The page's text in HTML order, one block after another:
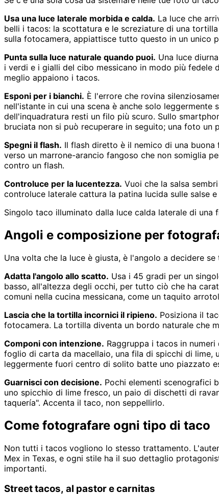
Usa una luce laterale morbida e calda. La luce che
belli i tacos: la scottatura e le screziature di una
sulla fotocamera, appiattisce tutto questo in un unico
Punta sulla luce naturale quando puoi. Una luce
i verdi e i gialli del cibo messicano in modo più fedele
meglio appaiono i tacos.
Esponi per i bianchi. È l'errore che rovina
nell'istante in cui una scena è anche solo
dell'inquadratura resti un filo più scuro. Sullo
bruciata non si può recuperare in seguito; una foto un
Spegni il flash. Il flash diretto è il nemico di una
verso un marrone-arancio fangoso che non somiglia
contro un flash.
Controluce per la lucentezza. Vuoi che la salsa
controluce laterale cattura la patina lucida sulle salse
Singolo taco illuminato dalla luce calda laterale di
Angoli e composizione per
Una volta che la luce è giusta, è l'angolo a decidere
Adatta l'angolo allo scatto. Usa i 45 gradi per un
basso, all'altezza degli occhi, per tutto ciò che ha
comuni nella cucina messicana, come un taquito
Lascia che la tortilla incornici il ripieno. Posiziona il
fotocamera. La tortilla diventa un bordo naturale che
Componi con intenzione. Raggruppa i tacos in
foglio di carta da macellaio, una fila di spicchi di lime,
leggermente fuori centro di solito batte uno piazzato
Guarnisci con decisione. Pochi elementi scenografici
uno spicchio di lime fresco, un paio di dischetti di
taquería". Accenta il taco, non seppellirlo.
Come fotografare ogni tipo di taco
Non tutti i tacos vogliono lo stesso trattamento.
Mex in Texas, e ogni stile ha il suo dettaglio
importanti.
Street tacos, al pastor e carnitas